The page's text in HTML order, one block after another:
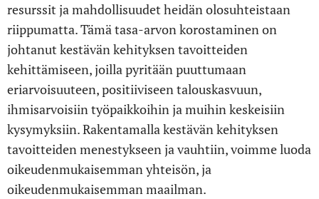
resurssit ja mahdollisuudet heidän olosuhteistaan ​​
riippumatta. Tämä tasa-arvon korostaminen on
johtanut kestävän kehityksen tavoitteiden
kehittämiseen, joilla pyritään puuttumaan
eriarvoisuuteen, positiiviseen talouskasvuun,
ihmisarvoisiin työpaikkoihin ja muihin keskeisiin
kysymyksiin. Rakentamalla kestävän kehityksen
tavoitteiden menestykseen ja vauhtiin, voimme luoda
oikeudenmukaisemman yhteisön, ja
oikeudenmukaisemman maailman.